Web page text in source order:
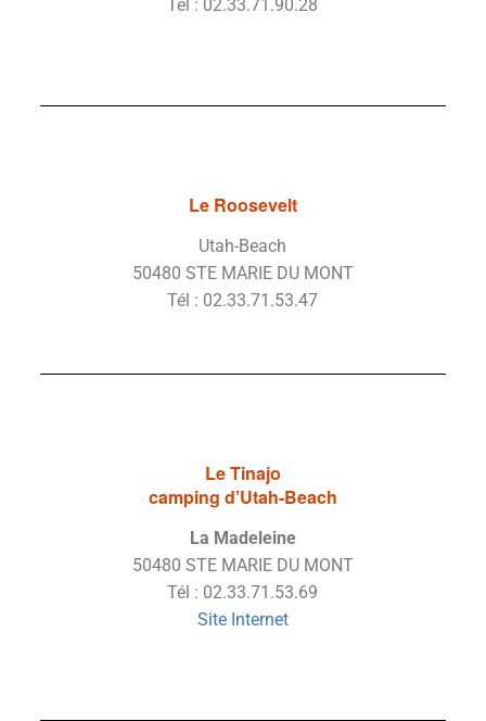
Tél : 02.33.71.90.28
Le Roosevelt
Utah-Beach
50480 STE MARIE DU MONT
Tél : 02.33.71.53.47
Le Tinajo
camping d’Utah-Beach
La Madeleine
50480 STE MARIE DU MONT
Tél : 02.33.71.53.69
Site Internet